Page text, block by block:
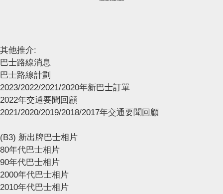
其他推介:
巴士路線消息
巴士路線計劃
2023/2022/2021/2020年新巴士訂單
2022年交通要聞回顧
2021/2020/2019/2018/2017年交通要聞回顧
(B3) 新出牌巴士相片
80年代巴士相片
90年代巴士相片
2000年代巴士相片
2010年代巴士相片